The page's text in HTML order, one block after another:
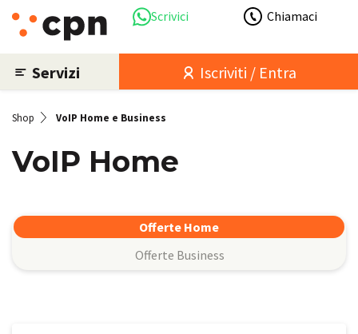
Scrivici Chiamaci
Servizi Iscriviti / Entra
Shop VoIP Home e Business
VoIP Home
Offerte Home
Offerte Business